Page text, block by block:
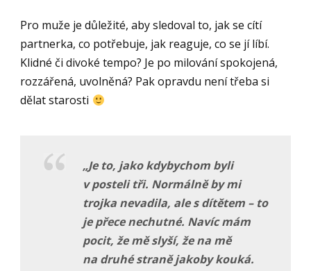
Pro muže je důležité, aby sledoval to, jak se cítí
partnerka, co potřebuje, jak reaguje, co se jí líbí.
Klidné či divoké tempo? Je po milování spokojená,
rozzářená, uvolněná? Pak opravdu není třeba si
dělat starosti
„Je to, jako kdybychom byli
v posteli tři. Normálně by mi
trojka nevadila, ale s dítětem – to
je přece nechutné. Navíc mám
pocit, že měslyší, že na mě
na druhé straně jakoby kouká.